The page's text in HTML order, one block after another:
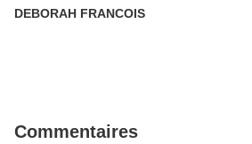
DEBORAH FRANCOIS
Commentaires